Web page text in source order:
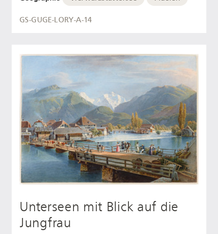
GS-GUGE-LORY-A-14
Unterseen mit Blick auf die
Jungfrau